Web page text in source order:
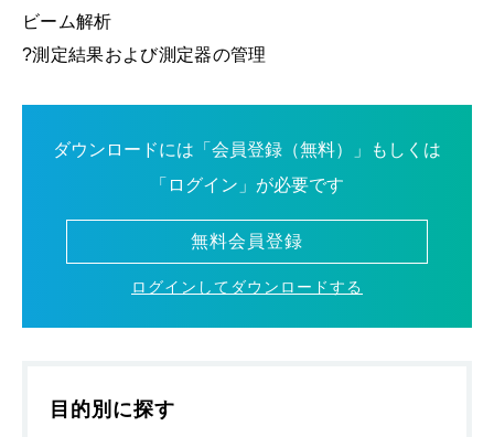
ビーム解析
?測定結果および測定器の管理
ダウンロードには「会員登録（無料）」もしくは
「ログイン」が必要です
無料会員登録
ログインしてダウンロードする
目的別に探す